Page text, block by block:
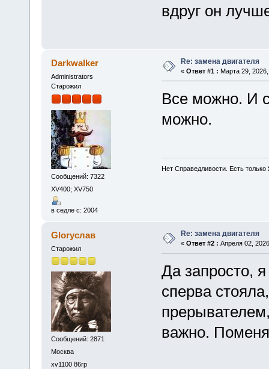
вдруг он
Darkwalker
Administrators
Старожил
Сообщений: 7322
XV400; XV750
в седле с: 2004
Re: замена двигателя
« Ответ #1 : Марта 29,
Все можно. И
можно.
Нет Справедливости. Есть только
Gloryслав
Старожил
Сообщений: 2871
Москва
xv1100 86гр
Re: замена двигателя
« Ответ #2 : Апреля 02,
Да запросто,
сперва
важно.